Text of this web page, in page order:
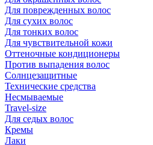
Для поврежденных волос
Для сухих волос
Для тонких волос
Для чувствительной кожи
Оттеночные кондиционеры
Против выпадения волос
Солнцезащитные
Технические средства
Несмываемые
Travel-size
Для седых волос
Кремы
Лаки